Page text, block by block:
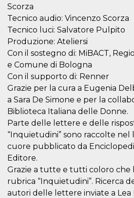
Scorza
Tecnico audio: Vincenzo Scorza
Tecnico luci: Salvatore Pulpito
Produzione: Ateliersi
Con il sostegno di: MiBACT,
e Comune di Bologna
Con il supporto di: Renner
Grazie per la cura a Eugenia
a Sara De Simone e per la
Biblioteca Italiana delle Donne.
Parte delle lettere e delle
“Inquietudini” sono raccolte nel
cuore pubblicato da
Editore.
Grazie a tutte e tutti coloro che
rubrica “Inquietudini”. Ricerca
autori delle lettere inviate a Lea
wordpress_test_cookie
Automattic
Inc.
.oooh.events
PHPSESSID
PHP.net
oooh.events